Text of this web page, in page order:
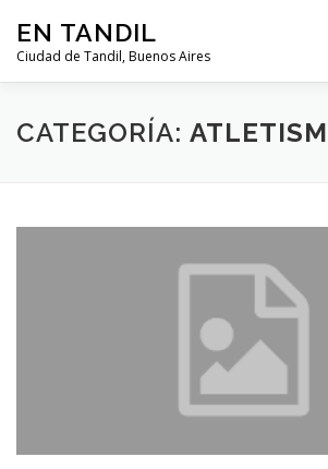
EN TANDIL
Ciudad de Tandil, Buenos Aires
INFORMACIÓN HISTORIA
CATEGORÍA: